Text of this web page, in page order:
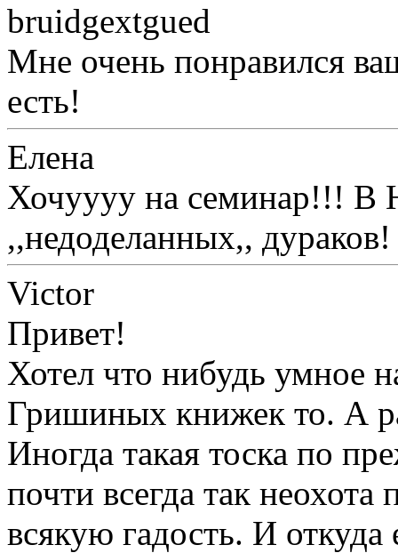
bruidgextgued
Мне очень понравился
есть!
Елена
Хочуууу на семинар!!! В
,,недоделанных,, дураков!
Victor
Привет!
Хотел что нибудь умное
Гришиных книжек то. А
Иногда такая тоска по
почти всегда так
всякую гадость. И откуда